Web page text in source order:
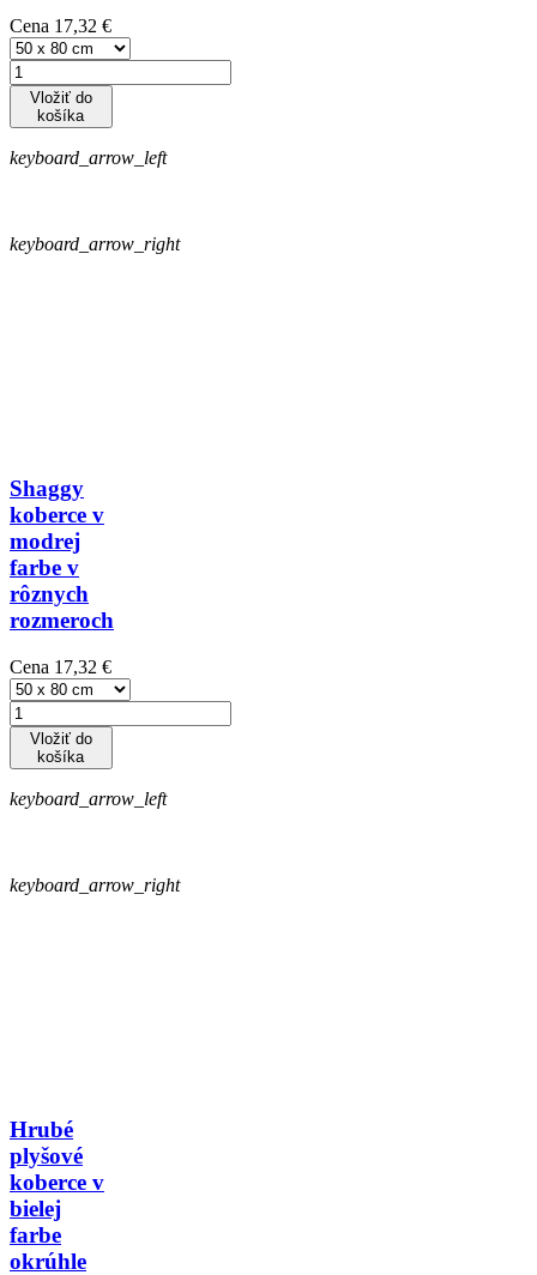
Cena 17,32 €
Vložiť do
košíka
keyboard_arrow_left
keyboard_arrow_right
Shaggy
koberce v
modrej
farbe v
rôznych
rozmeroch
Cena 17,32 €
Vložiť do
košíka
keyboard_arrow_left
keyboard_arrow_right
Hrubé
plyšové
koberce v
bielej
farbe
okrúhle